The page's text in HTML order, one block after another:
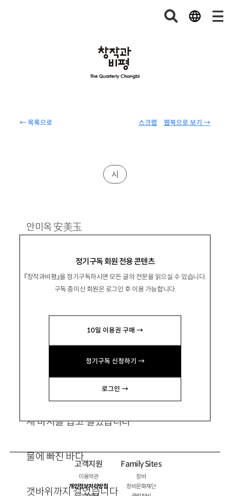
← 목록으로 웹북으로 보기 →
스크랩
정기구독 회원 전용 콘텐츠
『창작과비평』을 정기구독하시면 모든 글의 전문을 읽으실 수 있습니다.
구독 중이신 회원은 로그인 후 이용 가능합니다.
10일 이용권 구매 →
정기구독 신청하기 →
로그인 →
시
안미옥安美玉
문예로 등단. 시집 『온』 『힌트 없음』 『저는 많이
보고 있어요』 등이 있음.
겨울 체험
새 바지를 입고 걸었습니다
물에 빠진 바다
갯바위까지 걸었습니다
고객지원
이용약관
개인정보처리방침
Family Sites
창비
창비문화재단